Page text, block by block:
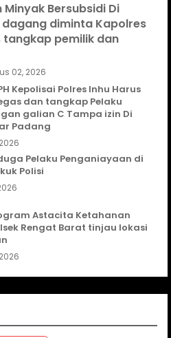
Bersubsidi Di
diminta Kapolres
pemilik dan
02, 2026
Kepolisai Polres Inhu Harus
dan tangkap Pelaku
galian C Tampa izin Di
Padang
Pelaku Penganiayaan di
Polisi
Astacita Ketahanan
Rengat Barat tinjau lokasi